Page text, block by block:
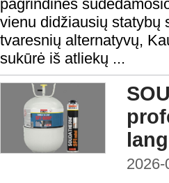
pagrindinės
vienu didžiausių statybų
tvaresnių alternatyvų,
sukūrė iš atliekų ...